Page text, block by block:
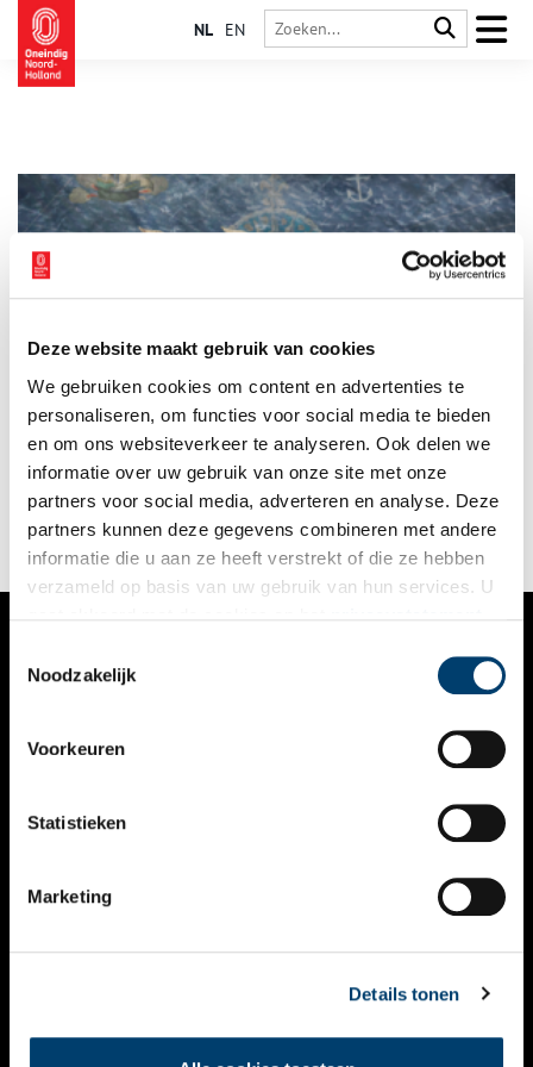
Deze website maakt gebruik van cookies
We gebruiken cookies om content en advertenties te
personaliseren, om functies voor social media te bieden
en om ons websiteverkeer te analyseren. Ook delen we
informatie over uw gebruik van onze site met onze
partners voor social media, adverteren en analyse. Deze
partners kunnen deze gegevens combineren met andere
informatie die u aan ze heeft verstrekt of die ze hebben
verzameld op basis van uw gebruik van hun services. U
Noodzakelijk
Voorkeuren
Statistieken
Marketing
Details tonen
NL EN
Vanaf 9 februari wordt de vierdelige serie Jan Janszoon, piraat
van de wereld uitgezonden door de NTR. Stadsarchief
Amsterdam neemt deel aan de vierde aflevering, te zien op 1
maart.
1 min
VERHALEN
KALENDER
THEMA’S
VIDEO’S
CONTACT